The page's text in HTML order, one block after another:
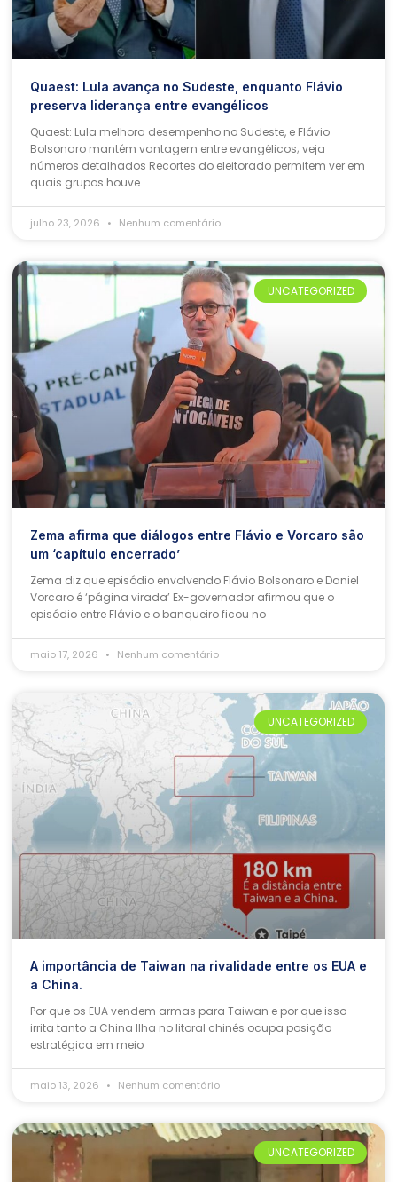
Quaest: Lula avança no Sudeste, enquanto Flávio
preserva liderança entre evangélicos
Quaest: Lula melhora desempenho no Sudeste, e Flávio
Bolsonaro mantém vantagem entre evangélicos; veja
números detalhados Recortes do eleitorado permitem ver em
quais grupos houve
julho 23, 2026 Nenhum comentário
UNCATEGORIZED
Zema afirma que diálogos entre Flávio e Vorcaro são
um ‘capítulo encerrado’
Zema diz que episódio envolvendo Flávio Bolsonaro e Daniel
Vorcaro é ‘página virada’ Ex-governador afirmou que o
episódio entre Flávio e o banqueiro ficou no
maio 17, 2026 Nenhum comentário
UNCATEGORIZED
A importância de Taiwan na rivalidade entre os EUA e
a China.
Por que os EUA vendem armas para Taiwan e por que isso
irrita tanto a China Ilha no litoral chinês ocupa posição
estratégica em meio
maio 13, 2026 Nenhum comentário
UNCATEGORIZED